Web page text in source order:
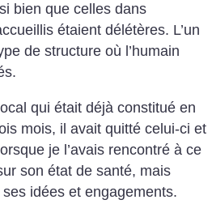
bien que celles dans
étaient délétères. L’un
de structure où l’humain
qui était déjà constitué en
mois, il avait quitté celui-ci et
je l’avais rencontré à ce
son état de santé, mais
idées et engagements.